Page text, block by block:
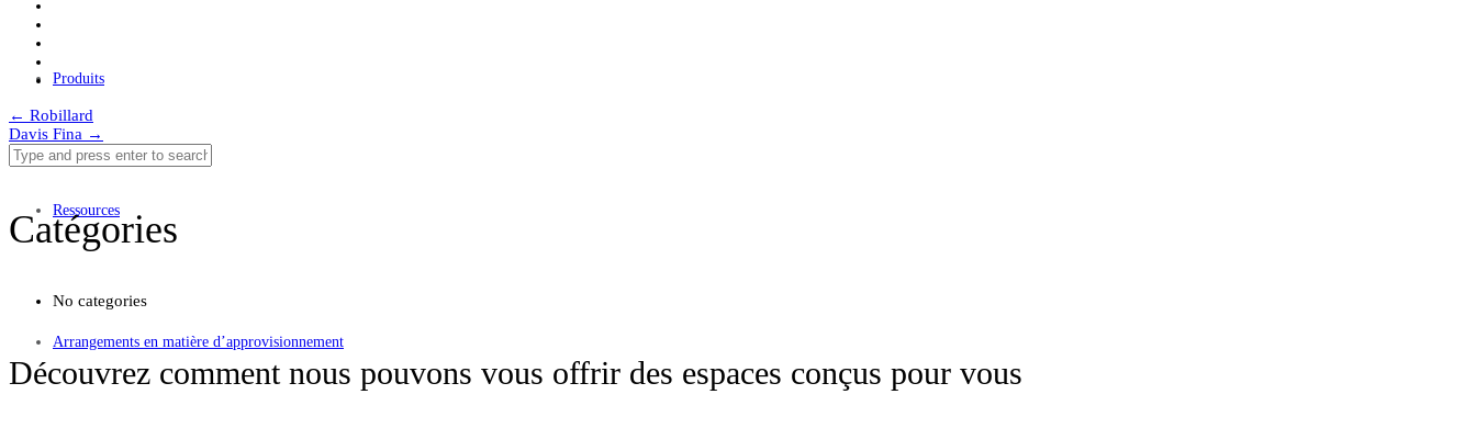
Produits
Ressources
Arrangements en matière d’approvisionnement
Post
navigation
← Robillard
Davis Fina →
Catégories
No categories
Découvrez comment nous pouvons vous offrir des espaces conçus pour vous